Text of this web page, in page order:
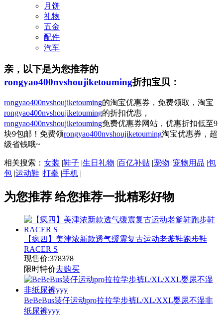
月饼
礼物
五金
配件
汽车
亲，以下是为您推荐的
rongyao400nvshoujiketouming折扣宝贝：
rongyao400nvshoujiketouming的淘宝优惠券，免费领取，淘宝
rongyao400nvshoujiketouming的折扣优惠，
rongyao400nvshoujiketouming免费优惠券网站，优惠折扣低至9
块9包邮！免费领rongyao400nvshoujiketouming淘宝优惠券，超
级省钱哦~
相关搜索： 女装 |鞋子 |生日礼物 |百亿补贴 |宠物 |宠物用品 |包
包 |运动鞋 |打拳 |手机 |
为您推荐 给您推荐一批精彩好物
【疯四】美津浓新款透气缓震复古运动老爹鞋跑步鞋
RACER S
现售价:378378
限时特价去购买
BeBeBus装仔运动pro拉拉学步裤L/XL/XXL婴尿不湿非
纸尿裤yyy